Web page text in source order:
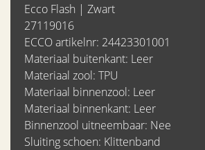
Ecco Flash | Zwart
27119016
ECCO artikelnr: 24423301001
Materiaal buitenkant: Leer
Materiaal zool: TPU
Materiaal binnenzool: Leer
Materiaal binnenkant: Leer
Binnenzool uitneembaar: Nee
Sluiting schoen: Klittenband